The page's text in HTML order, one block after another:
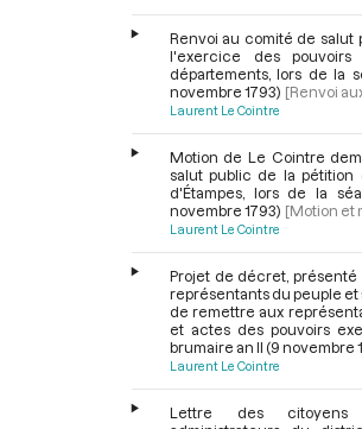
Renvoi au comité de salut
l'exercice des
départements, lors de la
novembre 1793) [Renvoi
Laurent Le Cointre
Motion de Le Cointre
salut public de la pétition
d'Étampes, lors de la
novembre 1793) [Motion et
Laurent Le Cointre
Projet de décret,
représentants du peuple
de remettre aux
et actes des pouvoirs
brumaire an II (9 novembre
Laurent Le Cointre
Lettre des citoyens